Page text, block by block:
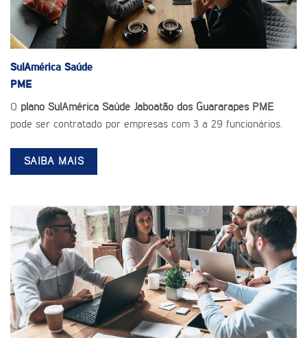
SulAmérica Saúde
PME
O plano SulAmérica Saúde Jaboatão dos Guararapes PME
pode ser contratado por empresas com 3 a 29 funcionários.
SAIBA MAIS